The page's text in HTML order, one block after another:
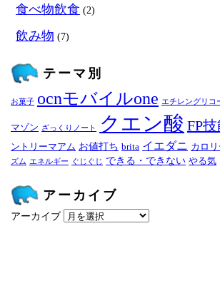
食べ物飲食 (2)
飲み物 (7)
テーマ別
お菓子 ocnモバイルone エチレングリコ
マゾン ざっくりノート クエン酸 FP
ントリーマアム お値打ち brita イエダニ カロリ
ズム エネルギー ぐじぐじ できる・できない やる気
アーカイブ
アーカイブ